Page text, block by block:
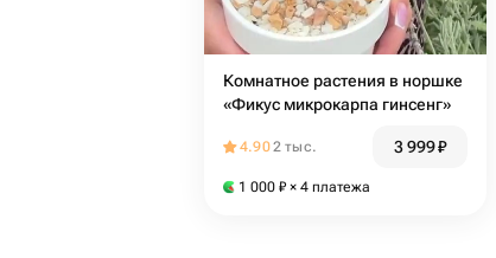
Комнатное растения в норшке
«Фикус микрокарпа гинсенг»
4.902 тыс. 3 999₽
1 000 ₽ × 4 платежа